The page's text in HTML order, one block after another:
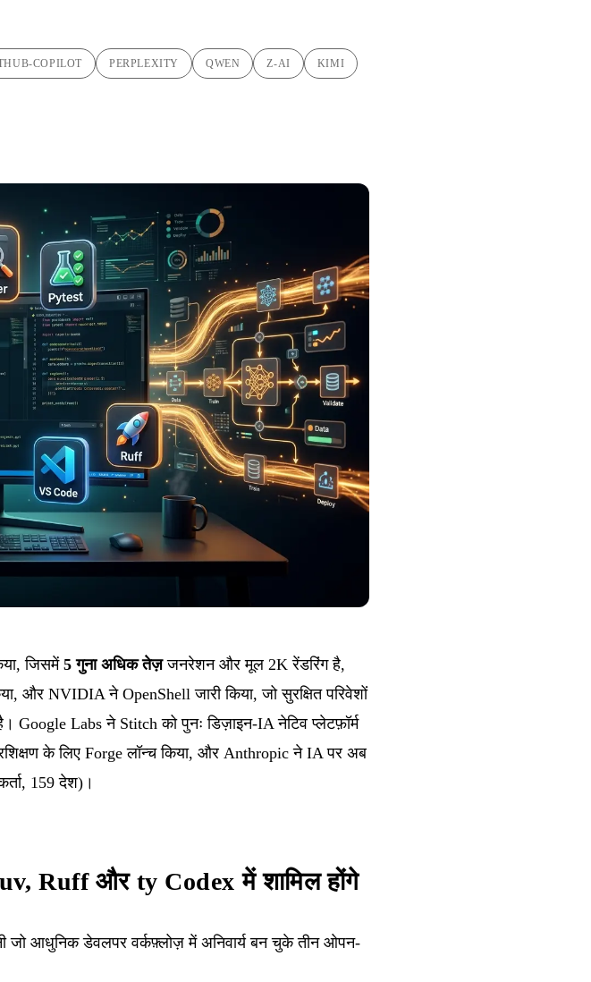
COPILOT PERPLEXITY QWEN Z-AI KIMI
जिसमें 5 गुना अधिक तेज़जनरेशन और मूल 2K रेंडरिंग है,
NVIDIA ने OpenShell जारी किया, जो सुरक्षित परिवेशों
Google Labs ने Stitch को पुनः डिज़ाइन-IA नेटिव प्लेटफ़ॉर्म
के लिए Forge लॉन्च किया, और Anthropic ने IA पर अब
159 देश)।
Ruff और ty Codex में शामिल होंगे
आधुनिक डेवलपर वर्कफ़्लोज़ में अनिवार्य बन चुके तीन ओपन-